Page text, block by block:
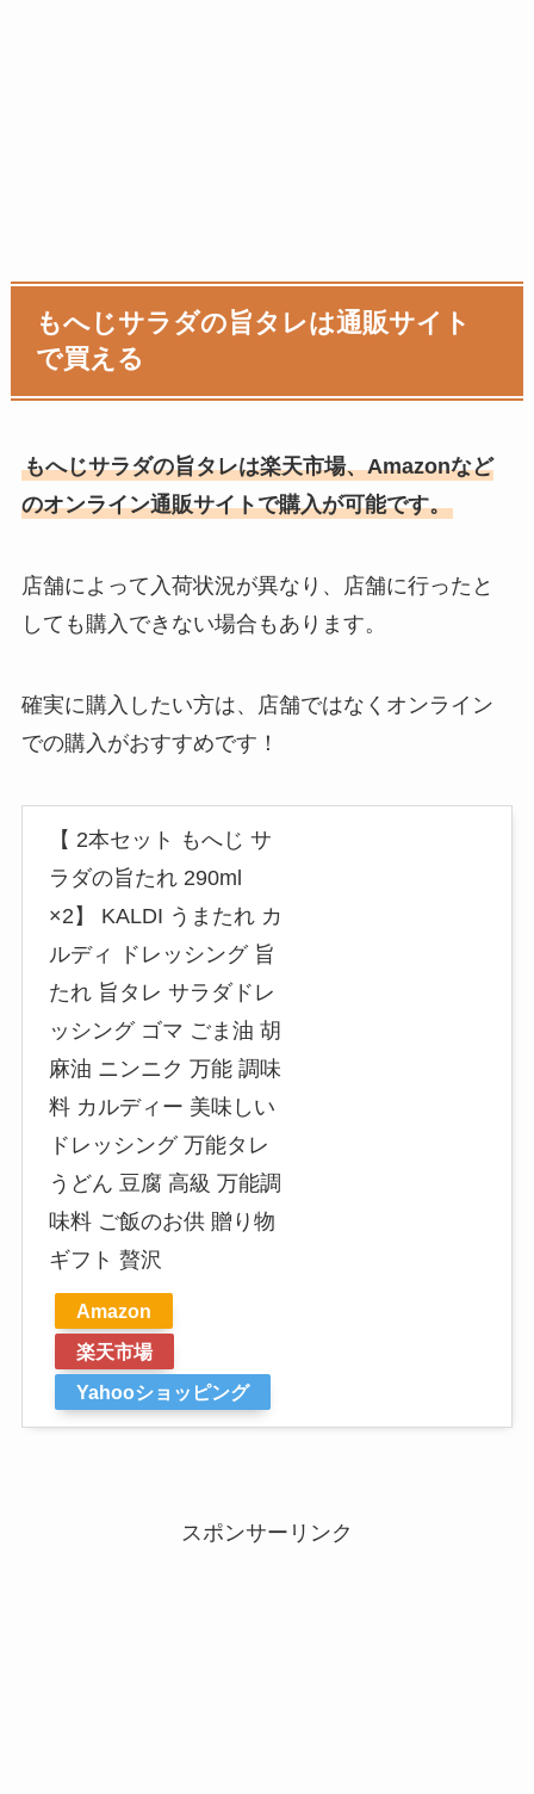
もへじサラダの旨タレは通販サイト
で買える
もへじサラダの旨タレは楽天市場、Amazonなど
のオンライン通販サイトで購入が可能です。
店舗によって入荷状況が異なり、店舗に行ったと
しても購入できない場合もあります。
確実に購入したい方は、店舗ではなくオンライン
での購入がおすすめです！
【 2本セット もへじ サ
ラダの旨たれ 290ml
×2】 KALDI うまたれ カ
ルディ ドレッシング 旨
たれ 旨タレ サラダドレ
ッシング ゴマ ごま油 胡
麻油 ニンニク 万能 調味
料 カルディー 美味しい
ドレッシング 万能タレ
うどん 豆腐 高級 万能調
味料 ご飯のお供 贈り物
ギフト 贅沢
Amazon
楽天市場
Yahooショッピング
スポンサーリンク